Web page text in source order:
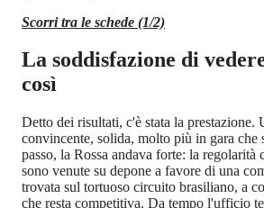
Scorri tra le schede (1/2)
La soddisfazione di
così
Detto dei risultati, c'è stata la prestazione.
convincente, solida, molto più in gara che
passo, la Rossa andava forte: la regolarità
sono venute su depone a favore di una
trovata sul tortuoso circuito brasiliano, a
che resta competitiva. Da tempo l'ufficio